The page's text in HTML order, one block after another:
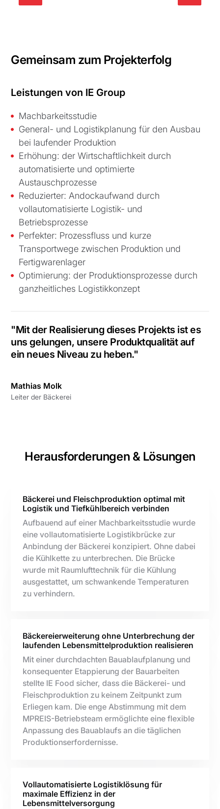
Gemeinsam zum Projekterfolg
Leistungen von IE Group
Machbarkeitsstudie
General- und Logistikplanung für den Ausbau
bei laufender Produktion
Erhöhung: der Wirtschaftlichkeit durch
automatisierte und optimierte
Austauschprozesse
Reduzierter: Andockaufwand durch
vollautomatisierte Logistik- und
Betriebsprozesse
Perfekter: Prozessfluss und kurze
Transportwege zwischen Produktion und
Fertigwarenlager
Optimierung: der Produktionsprozesse durch
ganzheitliches Logistikkonzept
"Mit der Realisierung dieses Projekts ist es
uns gelungen, unsere Produktqualität auf
ein neues Niveau zu heben."
Mathias Molk
Leiter der Bäckerei
Herausforderungen & Lösungen
Bäckerei und Fleischproduktion optimal mit
Logistik und Tiefkühlbereich verbinden
Aufbauend auf einer Machbarkeitsstudie wurde
eine vollautomatisierte Logistikbrücke zur
Anbindung der Bäckerei konzipiert. Ohne dabei
die Kühlkette zu unterbrechen. Die Brücke
wurde mit Raumlufttechnik für die Kühlung
ausgestattet, um schwankende Temperaturen
zu verhindern.
Bäckereierweiterung ohne Unterbrechung der
laufenden Lebensmittelproduktion realisieren
Mit einer durchdachten Bauablaufplanung und
konsequenter Etappierung der Bauarbeiten
stellte IE Food sicher, dass die Bäckerei- und
Fleischproduktion zu keinem Zeitpunkt zum
Erliegen kam. Die enge Abstimmung mit dem
MPREIS-Betriebsteam ermöglichte eine flexible
Anpassung des Bauablaufs an die täglichen
Produktionserfordernisse.
Vollautomatisierte Logistiklösung für
maximale Effizienz in der
Lebensmittelversorgung